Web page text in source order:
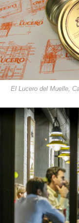
El Lucero del Muelle,